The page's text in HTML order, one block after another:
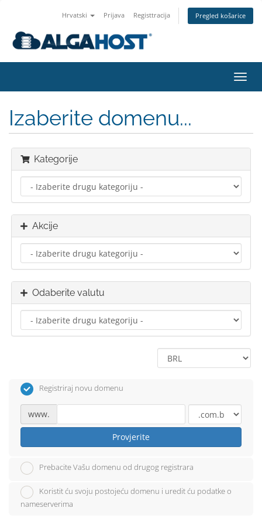
Hrvatski Prijava Registtracija Pregled košarice
Izaberite domenu...
Kategorije
Akcije
Odaberite valutu
Registriraj novu domenu
www.
Provjerite
Prebacite Vašu domenu od drugog registrara
Koristit ću svoju postojeću domenu i uredit ću podatke o
nameserverima